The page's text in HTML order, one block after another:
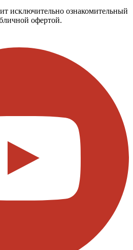
исключительно ознакомительный
офертой.